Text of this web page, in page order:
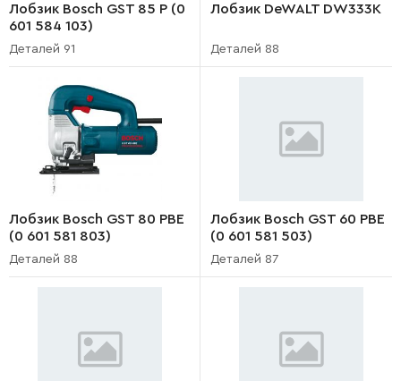
Лобзик Bosch GST 85 P (0
601 584 103)
Деталей 91
Лобзик DeWALT DW333K
Деталей 88
Лобзик Bosch GST 80 PBE
(0 601 581 803)
Деталей 88
Лобзик Bosch GST 60 PBE
(0 601 581 503)
Деталей 87